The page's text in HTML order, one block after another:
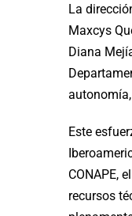
La
Maxcys
Diana
Este
CONAPE,
recursos